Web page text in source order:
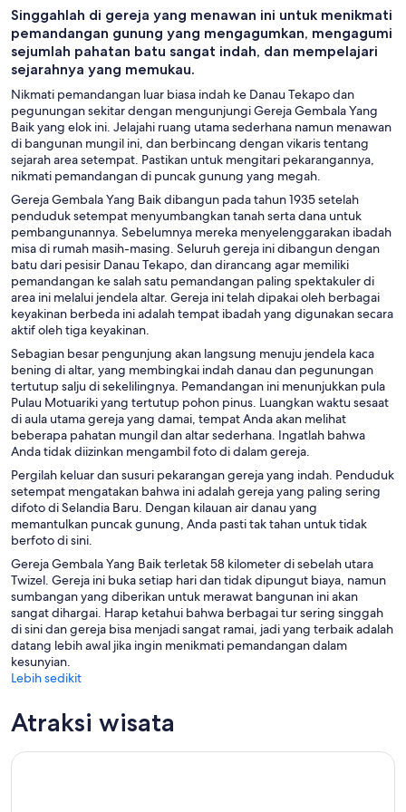
Hiburan
Malam
Singgahlah di gereja yang menawan ini untuk menikmati
pemandangan gunung yang mengagumkan, mengagumi
sejumlah pahatan batu sangat indah, dan mempelajari
sejarahnya yang memukau.
Nikmati pemandangan luar biasa indah ke Danau Tekapo dan
pegunungan sekitar dengan mengunjungi Gereja Gembala Yang
Baik yang elok ini. Jelajahi ruang utama sederhana namun menawan
di bangunan mungil ini, dan berbincang dengan vikaris tentang
sejarah area setempat. Pastikan untuk mengitari pekarangannya,
nikmati pemandangan di puncak gunung yang megah.
Gereja Gembala Yang Baik dibangun pada tahun 1935 setelah
penduduk setempat menyumbangkan tanah serta dana untuk
pembangunannya. Sebelumnya mereka menyelenggarakan ibadah
misa di rumah masih-masing. Seluruh gereja ini dibangun dengan
batu dari pesisir Danau Tekapo, dan dirancang agar memiliki
pemandangan ke salah satu pemandangan paling spektakuler di
area ini melalui jendela altar. Gereja ini telah dipakai oleh berbagai
keyakinan berbeda ini adalah tempat ibadah yang digunakan secara
aktif oleh tiga keyakinan.
Sebagian besar pengunjung akan langsung menuju jendela kaca
bening di altar, yang membingkai indah danau dan pegunungan
tertutup salju di sekelilingnya. Pemandangan ini menunjukkan pula
Pulau Motuariki yang tertutup pohon pinus. Luangkan waktu sesaat
di aula utama gereja yang damai, tempat Anda akan melihat
beberapa pahatan mungil dan altar sederhana. Ingatlah bahwa
Anda tidak diizinkan mengambil foto di dalam gereja.
Pergilah keluar dan susuri pekarangan gereja yang indah. Penduduk
setempat mengatakan bahwa ini adalah gereja yang paling sering
difoto di Selandia Baru. Dengan kilauan air danau yang
memantulkan puncak gunung, Anda pasti tak tahan untuk tidak
berfoto di sini.
Gereja Gembala Yang Baik terletak 58 kilometer di sebelah utara
Twizel. Gereja ini buka setiap hari dan tidak dipungut biaya, namun
sumbangan yang diberikan untuk merawat bangunan ini akan
sangat dihargai. Harap ketahui bahwa berbagai tur sering singgah
di sini dan gereja bisa menjadi sangat ramai, jadi yang terbaik adalah
datang lebih awal jika ingin menikmati pemandangan dalam
kesunyian.
Lebih sedikit
Atraksi wisata
Danau Tekapo: Tiket Masuk Ganda Satu Hari untuk Kolam